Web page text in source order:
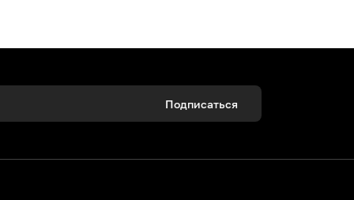
можно онлайн за пару минут.
Подписаться